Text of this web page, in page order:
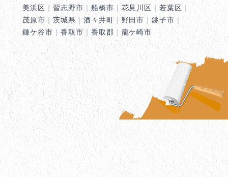
美浜区 ｜ 習志野市｜ 船橋市 ｜ 花見川区 ｜若葉区 ｜
茂原市 ｜ 茨城県 ｜酒々井町 ｜野田市 ｜銚子市 ｜
鎌ケ谷市 ｜ 香取市｜ 香取郡 ｜ 龍ケ崎市